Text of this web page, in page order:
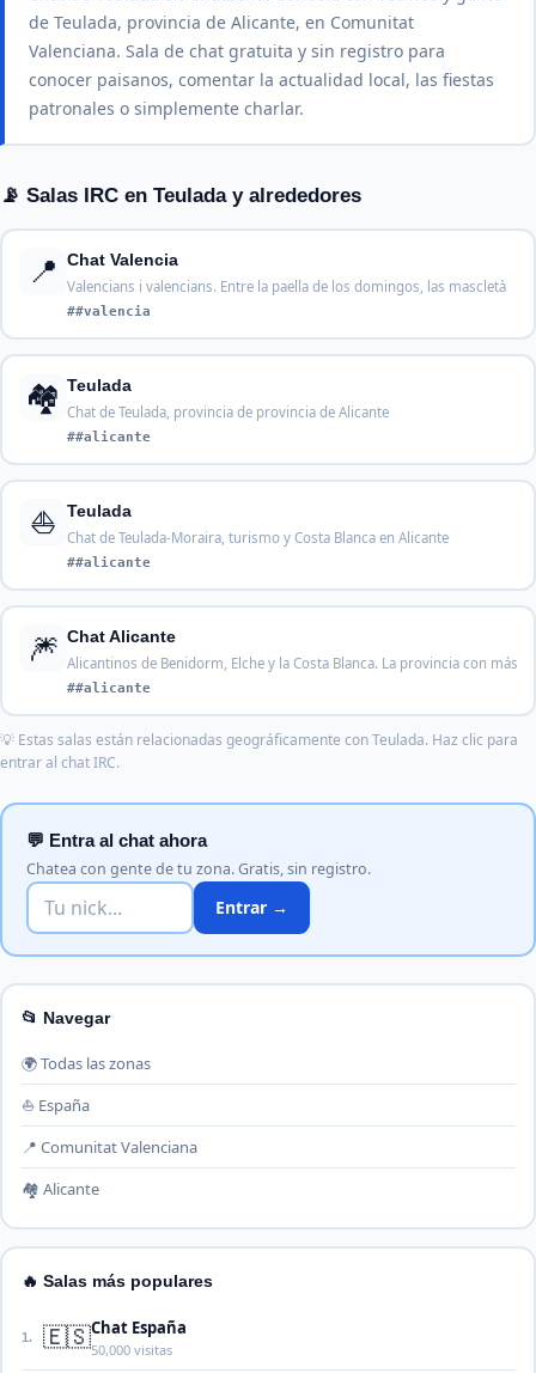
de Teulada, provincia de Alicante, en Comunitat
Valenciana. Sala de chat gratuita y sin registro para
conocer paisanos, comentar la actualidad local, las fiestas
patronales o simplemente charlar.
📡 Salas IRC en Teulada y alrededores
📍
Chat Valencia
Valencians i valencians. Entre la paella de los domingos, las mascletà
##valencia
🏘️ Teulada
Chat de Teulada, provincia de provincia de Alicante
##alicante
⛵
Teulada
Chat de Teulada-Moraira, turismo y Costa Blanca en Alicante
##alicante
🎆 Chat Alicante
Alicantinos de Benidorm, Elche y la Costa Blanca. La provincia con más
##alicante
💡 Estas salas están relacionadas geográficamente con Teulada. Haz clic para
entrar al chat IRC.
💬 Entra al chat ahora
Chatea con gente de tu zona. Gratis, sin registro.
Entrar →
📂 Navegar
🌍 Todas las zonas
⛵ España
📍 Comunitat Valenciana
🏘️ Alicante
🔥 Salas más populares
1. 🇪🇸Chat España
50,000 visitas